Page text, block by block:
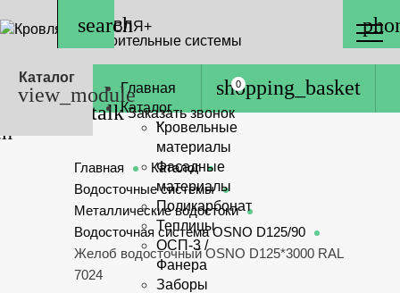
КРОВЛЯ+
Строительные системы
Заказать звонок
Главная
Каталог
Кровельные
материалы
Фасадные
материалы
Поликарбонат
Теплицы
ОСП-3 /
Фанера
Заборы
0
Главная
Каталог
Водосточные системы
Металлические водостоки
Водосточная система OSNO D125/90
Желоб водосточный OSNO D125*3000 RAL
7024
Каталог